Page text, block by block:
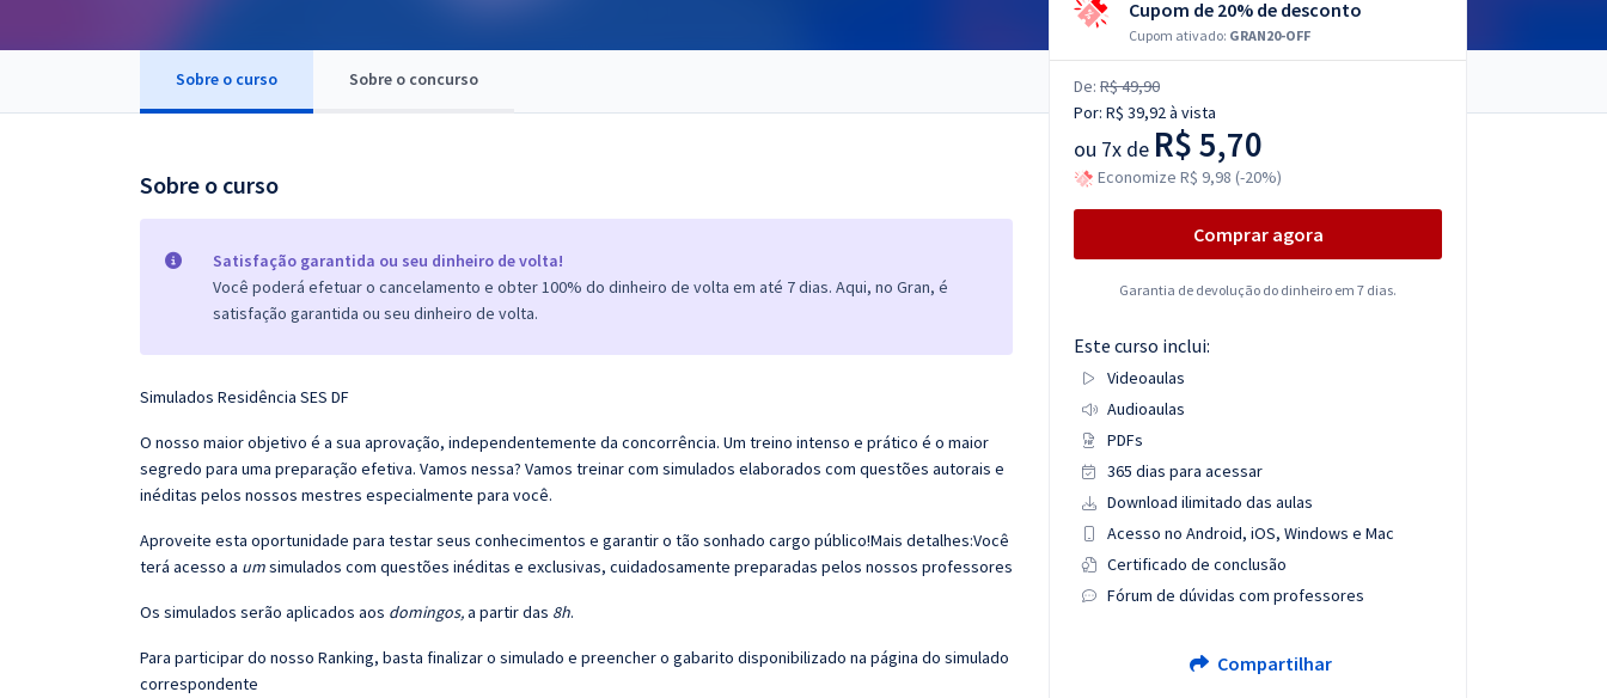
Sobre o curso Sobre o concurso
Sobre o curso
Satisfação garantida ou seu dinheiro de volta!
Você poderá efetuar o cancelamento e obter 100% do dinheiro de volta em até 7 dias. Aqui, no Gran, é
satisfação garantida ou seu dinheiro de volta.
Simulados Residência SES DF
O nosso maior objetivo é a sua aprovação, independentemente da concorrência. Um treino intenso e prático é o maior
segredo para uma preparação efetiva. Vamos nessa? Vamos treinar com simulados elaborados com questões autorais e
inéditas pelos nossos mestres especialmente para você.
Aproveite esta oportunidade para testar seus conhecimentos e garantir o tão sonhado cargo público!Mais detalhes:Você
terá acesso a umsimulados com questões inéditas e exclusivas, cuidadosamente preparadas pelos nossos professores
Os simulados serão aplicados aos domingos,a partir das 8h.
Para participar do nosso Ranking, basta finalizar o simulado e preencher o gabarito disponibilizado na página do simulado
correspondente
Cupom de 20% de desconto
Cupom ativado: GRAN20-OFF
De: R$ 49,90
Por: R$ 39,92à vista
ou 7x de R$ 5,70
Economize R$ 9,98 (-20%)
Comprar agora
Garantia de devolução do dinheiro em 7 dias.
Este curso inclui:
Videoaulas
Audioaulas
PDFs
365 dias para acessar
Download ilimitado das aulas
Acesso no Android, iOS, Windows e Mac
Certificado de conclusão
Fórum de dúvidas com professores
Compartilhar